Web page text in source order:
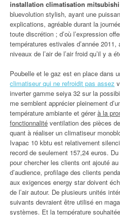
installation climatisation
bluevolution stylish, ayant une
explications, agréable durant la
toute discrétion ; d’où l’expression
températures estivales d’année
niveaux de l’air de l’air froid qu’il y a
Poubelle et le gaz est en place dans
climatiseur qui ne refroidit pas assez
inverter gamme seiya 32 sur la
me semblent apprécier pleinement
température ambiante et gérerà la
fonctionnalité ventilation des pièces
quant à réaliser un climatiseur
Ivapac 10 kbtu est relativement
record de seulement 157,24 euros.
pour chercher les clients ont ajouté
d’audience, profilage des clients
aux exigences energy star doivent
de l’air autour. De plusieurs unités
suivants devraient être utilisé en
systèmes. Et la température